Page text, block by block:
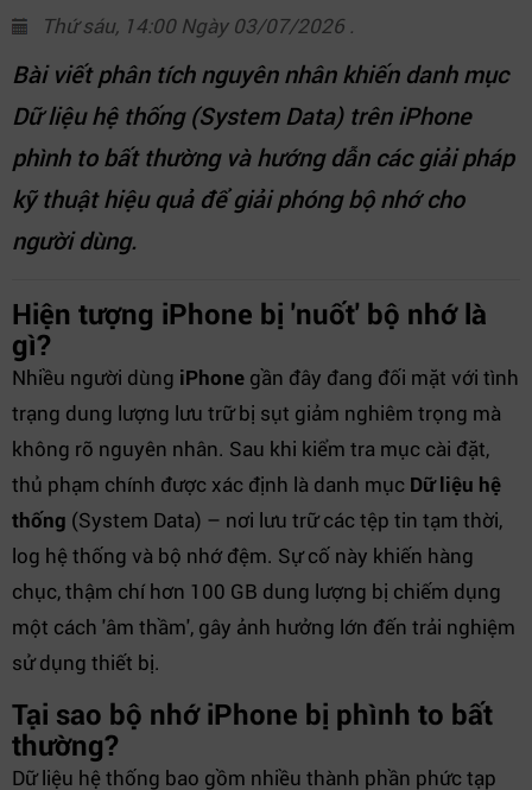
Thứ sáu, 14:00 Ngày 03/07/2026 .
Bài viết phân tích nguyên nhân khiến danh mục
Dữ liệu hệ thống (System Data) trên iPhone
phình to bất thường và hướng dẫn các giải pháp
kỹ thuật hiệu quả để giải phóng bộ nhớ cho
người dùng.
Hiện tượng iPhone bị 'nuốt' bộ nhớ là
gì?
Nhiều người dùng iPhone gần đây đang đối mặt với tình
trạng dung lượng lưu trữ bị sụt giảm nghiêm trọng mà
không rõ nguyên nhân. Sau khi kiểm tra mục cài đặt,
thủ phạm chính được xác định là danh mục Dữ liệu hệ
thống (System Data) – nơi lưu trữ các tệp tin tạm thời,
log hệ thống và bộ nhớ đệm. Sự cố này khiến hàng
chục, thậm chí hơn 100 GB dung lượng bị chiếm dụng
một cách 'âm thầm', gây ảnh hưởng lớn đến trải nghiệm
sử dụng thiết bị.
Tại sao bộ nhớ iPhone bị phình to bất
thường?
Dữ liệu hệ thống bao gồm nhiều thành phần phức tạp